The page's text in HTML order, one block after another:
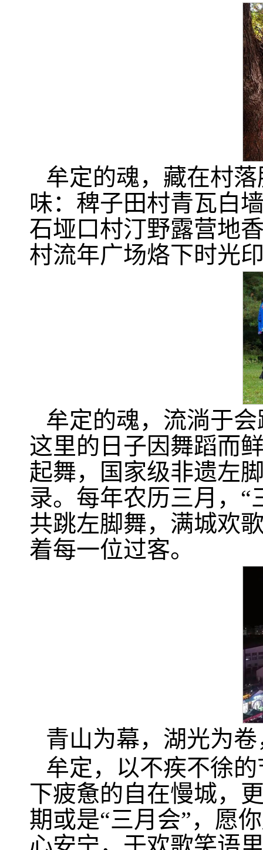
牟定的魂，藏在村
味：稗子田村青瓦白
石垭口村汀野露营地
村流年广场烙下时光
牟定的魂，流淌于
这里的日子因舞蹈而
起舞，国家级非遗左
录。每年农历三月，
共跳左脚舞，满城欢
着每一位过客。
青山为幕，湖光为
牟定，以不疾不徐
下疲惫的自在慢城，
期或是“三月会”，愿